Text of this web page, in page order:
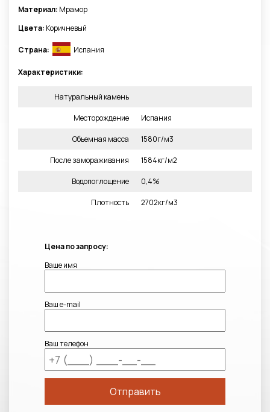
Материал: Мрамор
Цвета: Коричневый
Страна: Испания
Характеристики:
Натуральный камень
Месторождение Испания
Объемная масса 1580г/м3
После замораживания 1584кг/м2
Водопоглощение 0,4%
Плотность 2702кг/м3
Цена по запросу:
Ваше имя
Ваш e-mail
Ваш телефон